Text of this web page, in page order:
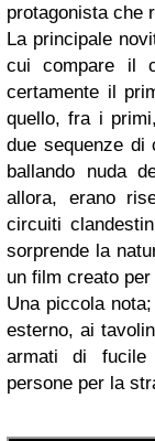
protagonista che
La principale
cui compare il
certamente il
quello, fra i
due sequenze
ballando nuda
allora, erano
circuiti
sorprende la
un film creato
Una piccola
esterno, ai
armati di fucile
persone per la